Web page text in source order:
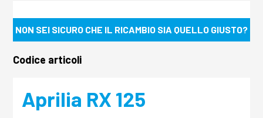
NON SEI SICURO CHE IL RICAMBIO SIA QUELLO GIUSTO?
Codice articoli
Aprilia RX 125